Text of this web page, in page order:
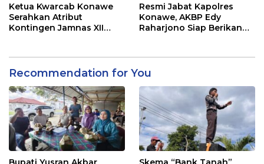
Ketua Kwarcab Konawe
Serahkan Atribut
Kontingen Jamnas XII
Resmi Jabat Kapolres
Konawe, AKBP Edy
Raharjono Siap Berikan
Recommendation for You